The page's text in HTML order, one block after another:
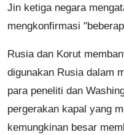
Jin ketiga negara
mengkonfirmasi
Rusia dan Korut
digunakan Rusia dalam
para peneliti dan
pergerakan kapal yang
kemungkinan besar